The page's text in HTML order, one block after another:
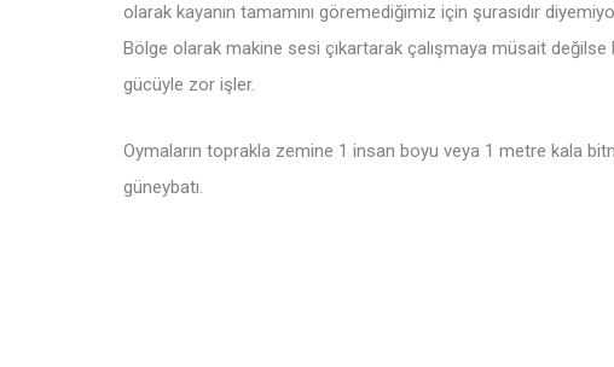
olarak kayanın tamamını göremediğimiz için şurasıdır
Bölge olarak makine sesi çıkartarak çalışmaya müsait
gücüyle zor işler.
Oymaların toprakla zemine 1 insan boyu veya 1 metre kala
güneybatı.